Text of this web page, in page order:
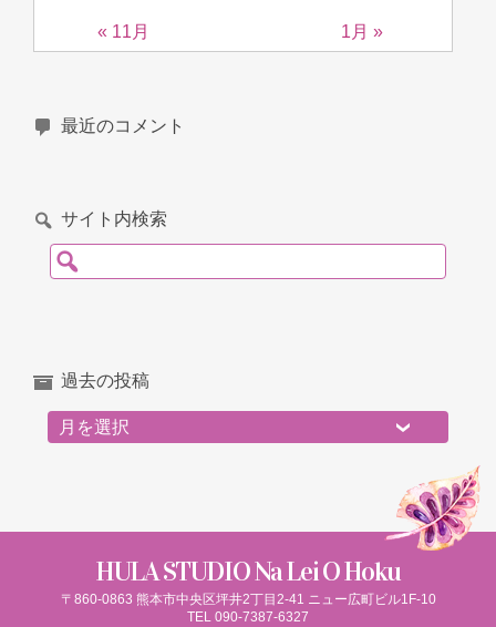
« 11月 1月 »
最近のコメント
サイト内検索
検索:
過去の投稿
過去の投稿
HULA STUDIO Na Lei O Hoku
〒860-0863 熊本市中央区坪井2丁目2-41 ニュー広町ビル1F-10
TEL 090-7387-6327